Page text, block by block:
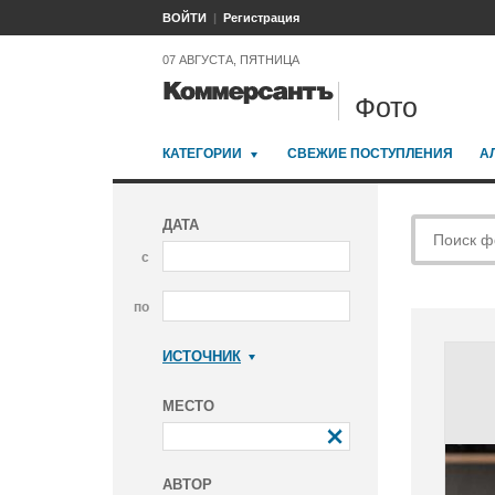
ВОЙТИ Регистрация
07 АВГУСТА, ПЯТНИЦА
Фото
КАТЕГОРИИ СВЕЖИЕ ПОСТУПЛЕНИЯ
ДАТА
с
по
ИСТОЧНИК
МЕСТО
АВТОР